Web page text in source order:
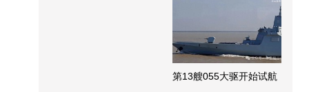
第13艘055大驱开始试航